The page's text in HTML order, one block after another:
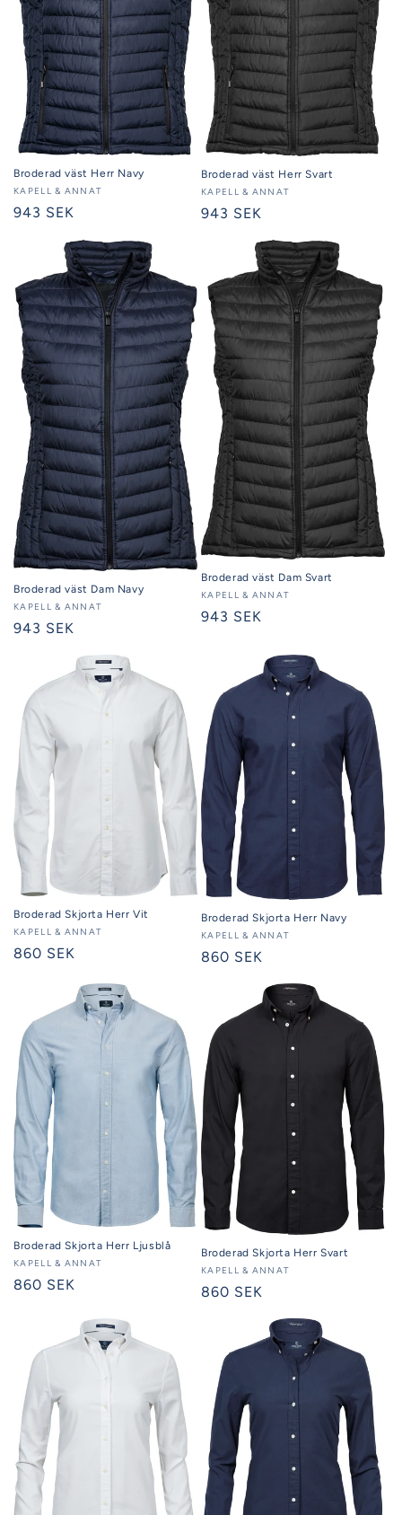
Broderad väst Herr Navy
Säljare:
KAPELL & ANNAT
Ordinarie
943 SEK
Broderad väst Herr Svart
Säljare:
KAPELL & ANNAT
Ordinarie
943 SEK
Broderad väst Dam Navy
Säljare:
KAPELL & ANNAT
Ordinarie
943 SEK
Broderad väst Dam Svart
Säljare:
KAPELL & ANNAT
Ordinarie
943 SEK
Broderad Skjorta Herr Vit
Säljare:
KAPELL & ANNAT
Ordinarie
860 SEK
Broderad Skjorta Herr Navy
Säljare:
KAPELL & ANNAT
Ordinarie
860 SEK
Broderad Skjorta Herr Ljusblå
Säljare:
KAPELL & ANNAT
Ordinarie
860 SEK
Broderad Skjorta Herr Svart
Säljare:
KAPELL & ANNAT
Ordinarie
860 SEK